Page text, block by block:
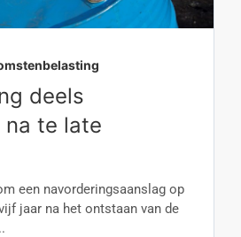
deels
te late
een navorderingsaanslag op
jaar na het ontstaan van de